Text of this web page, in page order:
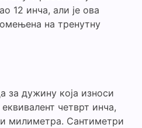
12 инча, али је ова
на тренутну
за дужину која износи
четврт инча,
милиметра. Сантиметри